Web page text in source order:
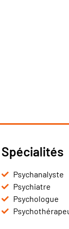
Spécialités
Psychanalyste
Psychiatre
Psychologue